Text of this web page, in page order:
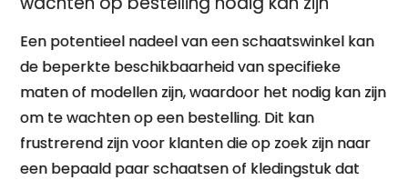
Een potentieel nadeel van een schaatswinkel kan
de beperkte beschikbaarheid van specifieke
maten of modellen zijn, waardoor het nodig kan zijn
om te wachten op een bestelling. Dit kan
frustrerend zijn voor klanten die op zoek zijn naar
een bepaald paar schaatsen of kledingstuk dat